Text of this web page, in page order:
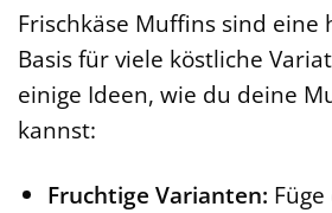
Frischkäse Muffins sind eine
Basis für viele köstliche
einige Ideen, wie du deine
kannst:
Fruchtige Varianten: